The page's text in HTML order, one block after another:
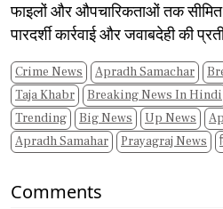
फाइलों और औपचारिकताओं तक सीमित
पारदर्शी कार्रवाई और जवाबदेही की
Crime News Apradh Samachar
Taja Khabr
Breaking News In Hindi
Trending
Big News Up News
Apradh Samahar
Prayagraj News
Comments